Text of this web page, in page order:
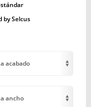
by Selcus
acabado
ancho